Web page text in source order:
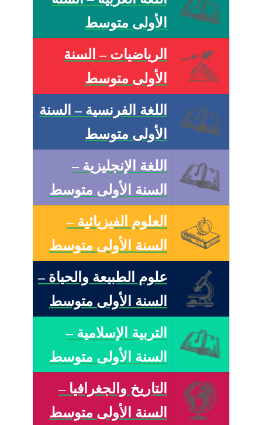
الأولى متوسط
الرياضيات – السنة
الأولى متوسط
اللغة الفرنسية – السنة
الأولى متوسط
اللغة الإنجليزية –
السنة الأولى متوسط
العلوم الفيزيائية –
السنة الأولى متوسط
علوم الطبيعة والحياة –
السنة الأولى متوسط
التربية الإسلامية –
السنة الأولى متوسط
التاريخ والجغرافيا –
السنة الأولى متوسط